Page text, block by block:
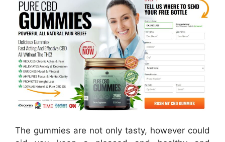
The gummies are not only tasty, however could